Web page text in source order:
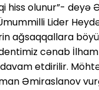
hiss olunur”-
Lider
ağsaqqallara
cənab
etdirilir.
Əmiraslanov